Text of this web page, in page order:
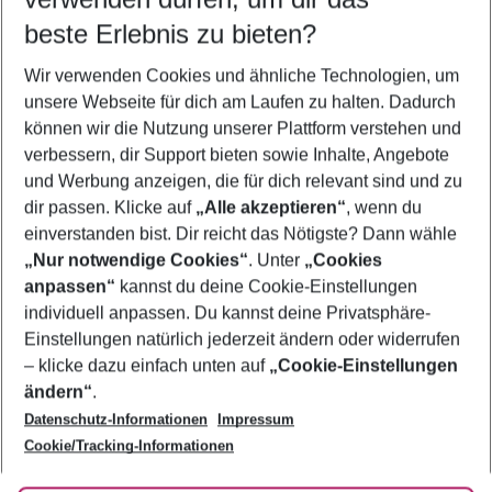
5-8 Nächte
2 Erwachsene Keine Kinder
Mehr Filter anzeigen
Footer
Footer navigation
Über uns
AGB
Bestpreisgarantie
Cookie-Einstellungen ändern
Cookie-Richtlinie
Agenturbetreuung
Barrierefreies Reisen
Folge uns
beste Erlebnis zu bieten?
Wir verwenden Cookies und ähnliche Technologien, um
unsere Webseite für dich am Laufen zu halten. Dadurch
können wir die Nutzung unserer Plattform verstehen und
verbessern, dir Support bieten sowie Inhalte, Angebote
und Werbung anzeigen, die für dich relevant sind und zu
dir passen. Klicke auf „Alle akzeptieren“, wenn du
einverstanden bist. Dir reicht das Nötigste? Dann wähle
„Nur notwendige Cookies“. Unter „Cookies
anpassen“ kannst du deine Cookie-Einstellungen
individuell anpassen. Du kannst deine Privatsphäre-
Einstellungen natürlich jederzeit ändern oder widerrufen
– klicke dazu einfach unten auf „Cookie-Einstellungen
ändern“.
Datenschutz-Informationen
Impressum
Cookie/Tracking-Informationen